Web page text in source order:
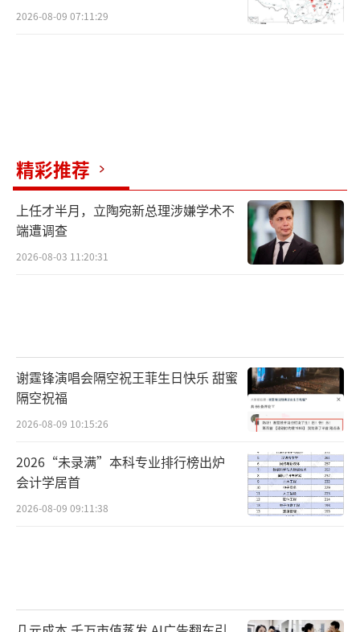
2026-08-09 07:11:29
精彩推荐
上任才半月，立陶宛新总理涉嫌学术不
端遭调查
2026-08-03 11:20:31
谢霆锋演唱会隔空祝王菲生日快乐 甜蜜
隔空祝福
2026-08-09 10:15:26
2026“未录满”本科专业排行榜出炉
会计学居首
2026-08-09 09:11:38